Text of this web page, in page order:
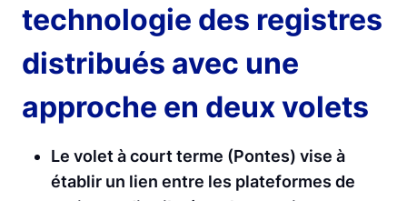
technologie des registres
distribués avec une
approche en deux volets
Le volet à court terme (Pontes) vise à
établir un lien entre les plateformes de